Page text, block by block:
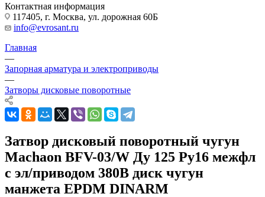
Контактная информация
117405, г. Москва, ул. дорожная 60Б
info@evrosant.ru
Главная
—
Запорная арматура и электроприводы
—
Затворы дисковые поворотные
Затвор дисковый поворотный чугун
Machaon BFV-03/W Ду 125 Ру16 межфл
с эл/приводом 380В диск чугун
манжета EPDM DINARM